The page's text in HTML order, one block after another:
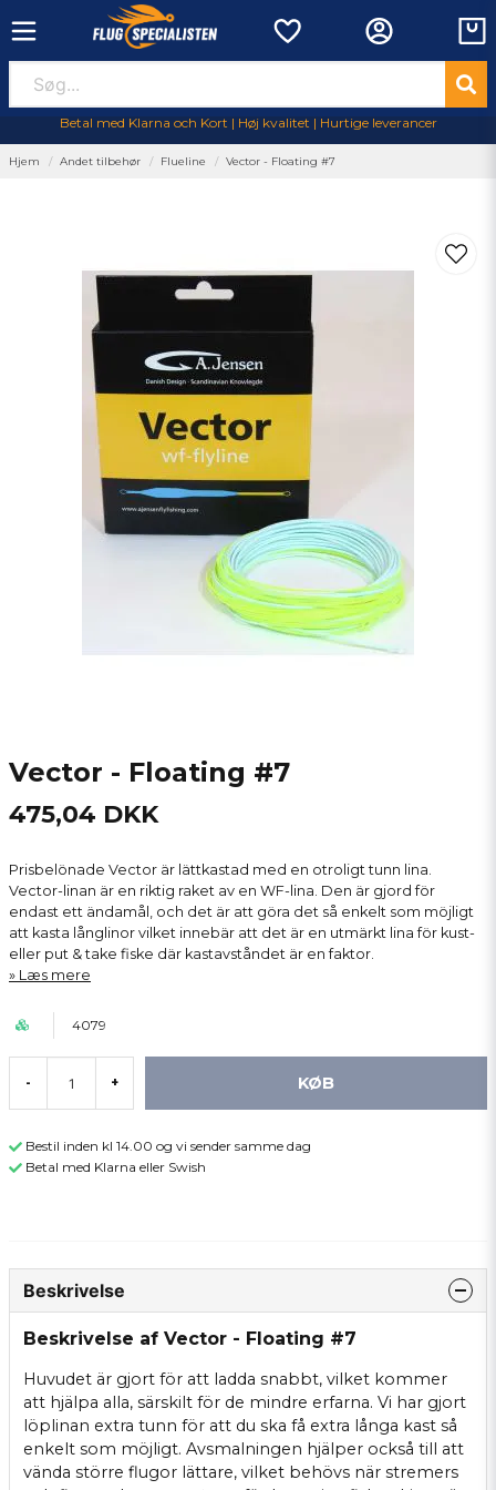
Betal med Klarna och Kort | Høj kvalitet | Hurtige leverancer
Hjem Andet tilbehør Flueline Vector - Floating #7
Vector - Floating #7
475,04 DKK
Prisbelönade Vector är lättkastad med en otroligt tunn lina.
Vector-linan är en riktig raket av en WF-lina. Den är gjord för
endast ett ändamål, och det är att göra det så enkelt som möjligt
att kasta långlinor vilket innebär att det är en utmärkt lina för kust-
eller put & take fiske där kastavståndet är en faktor.
Læs mere
4079
- + KØB
Bestil inden kl 14.00 og vi sender samme dag
Betal med Klarna eller Swish
Beskrivelse
Beskrivelse af Vector - Floating #7
Huvudet är gjort för att ladda snabbt, vilket kommer
att hjälpa alla, särskilt för de mindre erfarna. Vi har gjort
löplinan extra tunn för att du ska få extra långa kast så
enkelt som möjligt. Avsmalningen hjälper också till att
vända större flugor lättare, vilket behövs när stremers